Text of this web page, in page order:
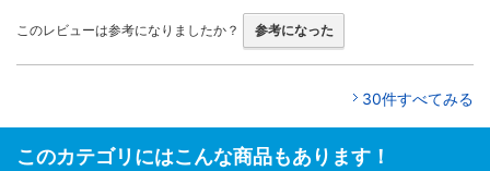
このレビューは参考になりましたか？ 参考になった
30件すべてみる
このカテゴリにはこんな商品もあります！